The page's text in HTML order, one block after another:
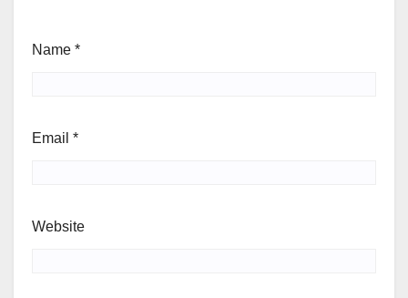
Name *
Email *
Website